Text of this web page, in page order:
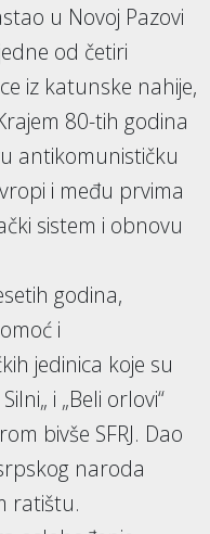
u Novoj Pazovi
od četiri
iz katunske nahije,
80-tih godina
antikomunističku
i među prvima
sistem i obnovu
godina,
i
jedinica koje su
i „Beli orlovi“
bivše SFRJ. Dao
naroda
ratištu.